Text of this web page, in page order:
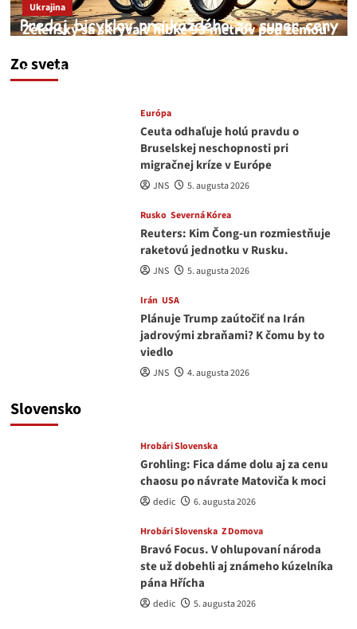
Zo sveta
Ukrajina
Zelenský sa skrýva v hĺbke 93 metrov pod zemou
JNS
Európa
Ceuta odhaľuje holú pravdu o
Bruselskej neschopnosti pri
migračnej kríze v Európe
JNS 5. augusta 2026
Rusko Severná Kórea
Reuters: Kim Čong-un rozmiestňuje
raketovú jednotku v Rusku.
JNS 5. augusta 2026
Irán USA
Plánuje Trump zaútočiť na Irán
jadrovými zbraňami? K čomu by to
viedlo
JNS 4. augusta 2026
Slovensko
Hrobári Slovenska
Grohling: Fica dáme dolu aj za cenu
chaosu po návrate Matoviča k moci
dedic 6. augusta 2026
Hrobári Slovenska Z Domova
Bravó Focus. V ohlupovaní národa
ste už dobehli aj známeho kúzelníka
pána Hřícha
dedic 5. augusta 2026